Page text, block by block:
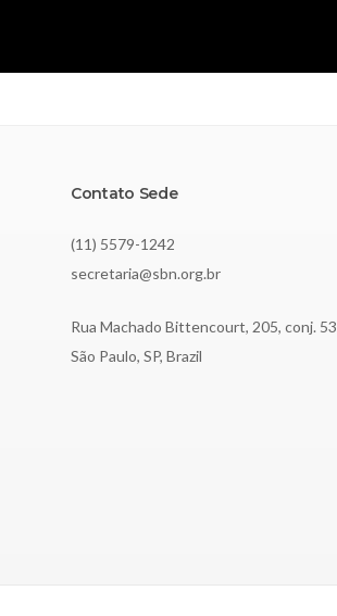
Contato Sede
(11) 5579-1242
secretaria@sbn.org.br
Rua Machado Bittencourt, 205, conj. 53
São Paulo, SP, Brazil